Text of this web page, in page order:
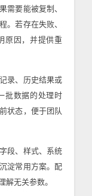
需要能被复制、
。若存在失败、
原因，并提供重
录、历史结果或
批数据的处理时
状态，便于团队
段、样式、系统
淀常用方案。配
解无关参数。